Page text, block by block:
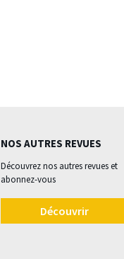
NOS AUTRES REVUES
Découvrez nos autres revues et
abonnez-vous
Découvrir